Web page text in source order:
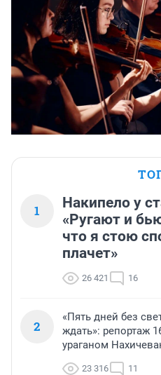
1
Накипело у
«Ругают и
что я стою
плачет»
26 421 16
2
«Пять дней без
ждать»: репортаж
ураганом
23 316 11